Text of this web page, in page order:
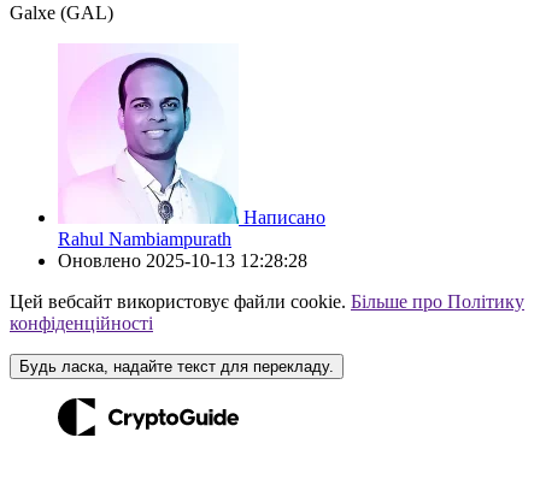
Galxe (GAL)
Написано
Rahul Nambiampurath
Оновлено 2025-10-13 12:28:28
Цей вебсайт використовує файли cookie. Більше про Політику
конфіденційності
Будь ласка, надайте текст для перекладу.